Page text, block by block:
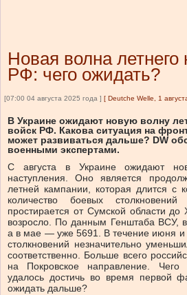
Новая волна летнего
РФ: чего ожидать?
[07:00 04 августа 2025 года ] [ Deutche Welle, 1
В Украине ожидают новую волну
войск РФ. Какова ситуация на
может развиваться дальше? DW
военными экспертами.
С августа в Украине ожидают
наступления. Оно является
летней кампании, которая длится с
количество боевых
простирается от Сумской области до
возросло. По данным Генштаба ВСУ,
а в мае — уже 5691. В течение июня и
столкновений незначительно
соответственно. Больше всего
на Покровское направление. Чего
удалось достичь во время первой
ожидать дальше?